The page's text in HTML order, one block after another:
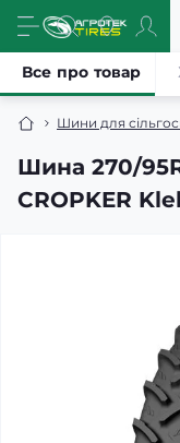
Шини для
Шина 270/
CROPKER
Все про товар